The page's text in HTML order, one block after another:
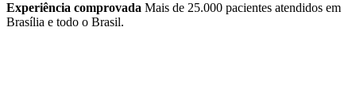
Experiência comprovada Mais de 25.000 pacientes atendidos em
Brasília e todo o Brasil.